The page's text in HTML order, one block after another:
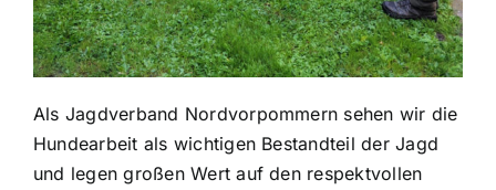
Als Jagdverband Nordvorpommern sehen wir die
Hundearbeit als wichtigen Bestandteil der Jagd
und legen großen Wert auf den respektvollen